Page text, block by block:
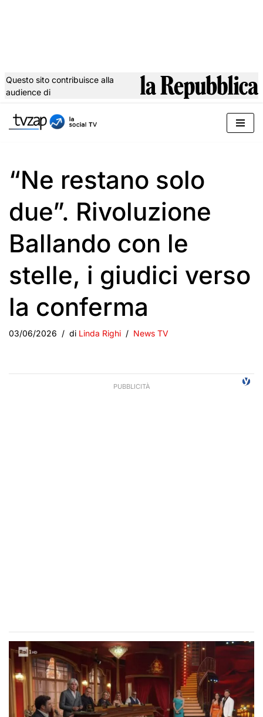
al
Questo sito contribuisce alla
audience di
“Ne restano solo
due”. Rivoluzione
Ballando con le
stelle, i giudici verso
la conferma
03/06/2026 di Linda Righi News TV